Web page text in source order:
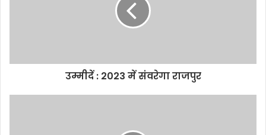
d
उम्मीदें : 2023 में संवरेगा राजपुर